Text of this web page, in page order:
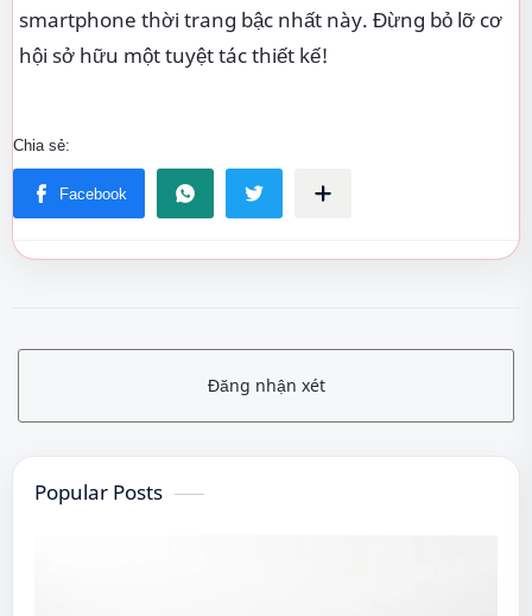
smartphone thời trang bậc nhất này. Đừng bỏ lỡ cơ
hội sở hữu một tuyệt tác thiết kế!
Đăng nhận xét
Popular Posts